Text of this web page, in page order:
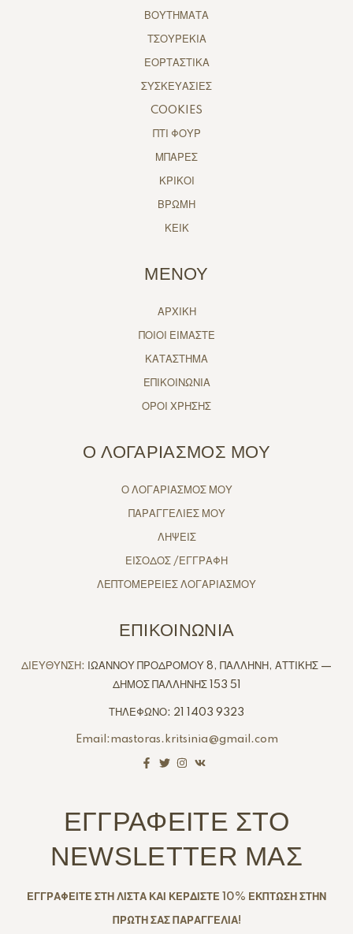
ΒΟΥΤΗΜΑΤΑ
ΤΣΟΥΡΕΚΙΑ
ΕΟΡΤΑΣΤΙΚΑ
ΣΥΣΚΕΥΑΣΙΕΣ
COOKIES
ΠΤΙ ΦΟΥΡ
ΜΠΑΡΕΣ
ΚΡΙΚΟΙ
ΒΡΩΜΗ
ΚΕΙΚ
ΜΕΝΟΥ
ΑΡΧΙΚΗ
ΠΟΙΟΙ ΕΙΜΑΣΤΕ
ΚΑΤΑΣΤΗΜΑ
ΕΠΙΚΟΙΝΩΝΙΑ
ΟΡΟΙ ΧΡΗΣΗΣ
Ο ΛΟΓΑΡΙΑΣΜΟΣ ΜΟΥ
Ο ΛΟΓΑΡΙΑΣΜΟΣ ΜΟΥ
ΠΑΡΑΓΓΕΛΙΕΣ ΜΟΥ
ΛΗΨΕΙΣ
ΕΙΣΟΔΟΣ /ΕΓΓΡΑΦΗ
ΛΕΠΤΟΜΕΡΕΙΕΣ ΛΟΓΑΡΙΑΣΜΟΥ
ΕΠΙΚΟΙΝΩΝΙΑ
ΔΙΕΥΘΥΝΣΗ:
ΙΩΑΝΝΟΥ ΠΡΟΔΡΟΜΟΥ 8, ΠΑΛΛΗΝΗ, ΑΤΤΙΚΗΣ —
ΔΗΜΟΣ ΠΑΛΛΗΝΗΣ 153 51
ΤΗΛΕΦΩΝΟ: 21 1403 9323
Email:mastoras.kritsinia@gmail.com
ΕΓΓΡΑΦΕΙΤΕ ΣΤΟ
NEWSLETTER ΜΑΣ
ΕΓΓΡΑΦΕΙΤΕ ΣΤΗ ΛΙΣΤΑ ΚΑΙ ΚΕΡΔΙΣΤΕ 10% ΕΚΠΤΩΣΗ ΣΤΗΝ
ΠΡΩΤΗ ΣΑΣ ΠΑΡΑΓΓΕΛΙΑ!